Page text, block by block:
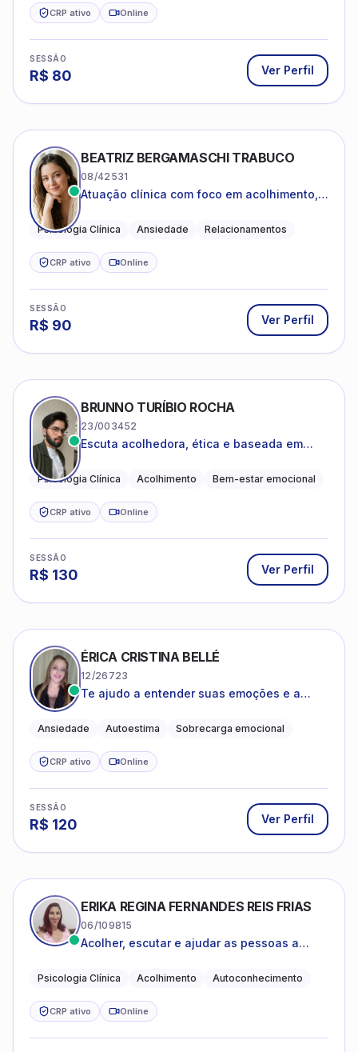
CRP ativo Online
SESSÃO
R$ 80 Ver Perfil
BEATRIZ BERGAMASCHI TRABUCO
08/42531
Atuação clínica com foco em acolhimento,
Psicologia Clínica Ansiedade Relacionamentos
CRP ativo Online
SESSÃO
R$ 90 Ver Perfil
BRUNNO TURÍBIO ROCHA
23/003452
Escuta acolhedora, ética e baseada em
Psicologia Clínica Acolhimento Bem-estar emocional
CRP ativo Online
SESSÃO
R$ 130 Ver Perfil
ÉRICA CRISTINA BELLÉ
12/26723
Te ajudo a entender suas emoções e a
que você está vivendo
Ansiedade Autoestima Sobrecarga emocional
CRP ativo Online
SESSÃO
R$ 120 Ver Perfil
ERIKA REGINA FERNANDES REIS FRIAS
06/109815
Acolher, escutar e ajudar as pessoas a
Psicologia Clínica Acolhimento Autoconhecimento
CRP ativo Online